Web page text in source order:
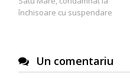
articole
închisoare cu suspendare
Un comentariu